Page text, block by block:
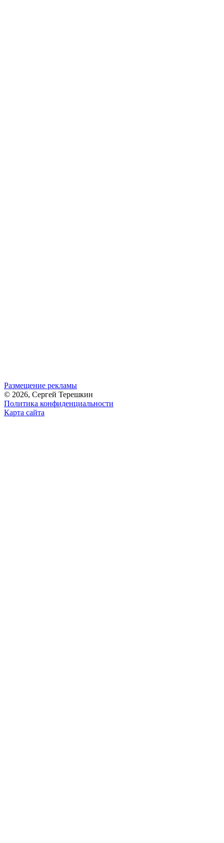
Размещение рекламы
© 2026, Сергей Терешкин
Политика конфиденциальности
Карта сайта